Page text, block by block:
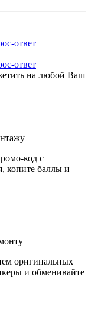
ответ
ответ
на любой Ваш
код с
копите баллы и
оригинальных
и обменивайте